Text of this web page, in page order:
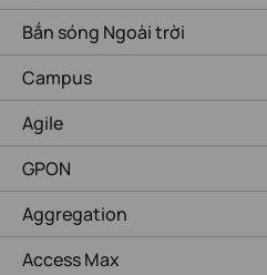
Bắn sóng Ngoài trời
Campus
Agile
GPON
Aggregation
Access Max